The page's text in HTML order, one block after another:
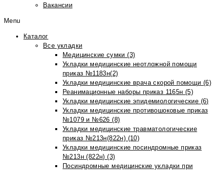
Вакансии
Menu
Каталог
Все укладки
Медицинские сумки (3)
Укладки медицинские неотложной помощи
приказ №1183н(2)
Укладки медицинские врача скорой помощи (6)
Реанимационные наборы приказ 1165н (5)
Укладки медицинские эпидемиологические (6)
Укладки медицинские противошоковые приказ
№1079 и №626 (8)
Укладки медицинские травматологические
приказ №213н(822н) (10)
Укладки медицинские посиндромные приказ
№213н (822н) (3)
Посиндромные медицинские укладки при